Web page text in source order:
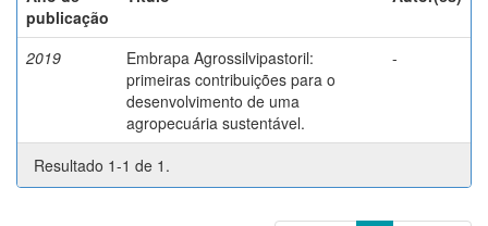
publicação
2019
Embrapa Agrossilvipastoril:
primeiras contribuições para o
desenvolvimento de uma
agropecuária sustentável.
-
Resultado 1-1 de 1.